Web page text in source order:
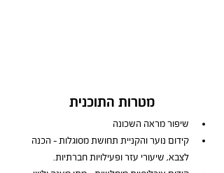
מטרות התוכנית
שיפור מראה השכונה
קידום נוער והקניית תחושת מסוגלות – הכנה
לצבא, שיעורי עזר ופעילויות חברתיות.